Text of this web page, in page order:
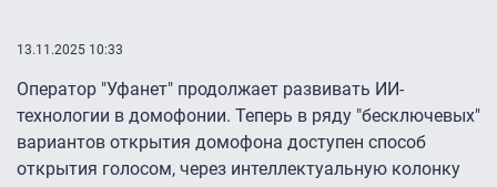
13.11.2025 10:33
Оператор "Уфанет" продолжает развивать ИИ-
технологии в домофонии. Теперь в ряду "бесключевых"
вариантов открытия домофона доступен способ
открытия голосом, через интеллектуальную колонку